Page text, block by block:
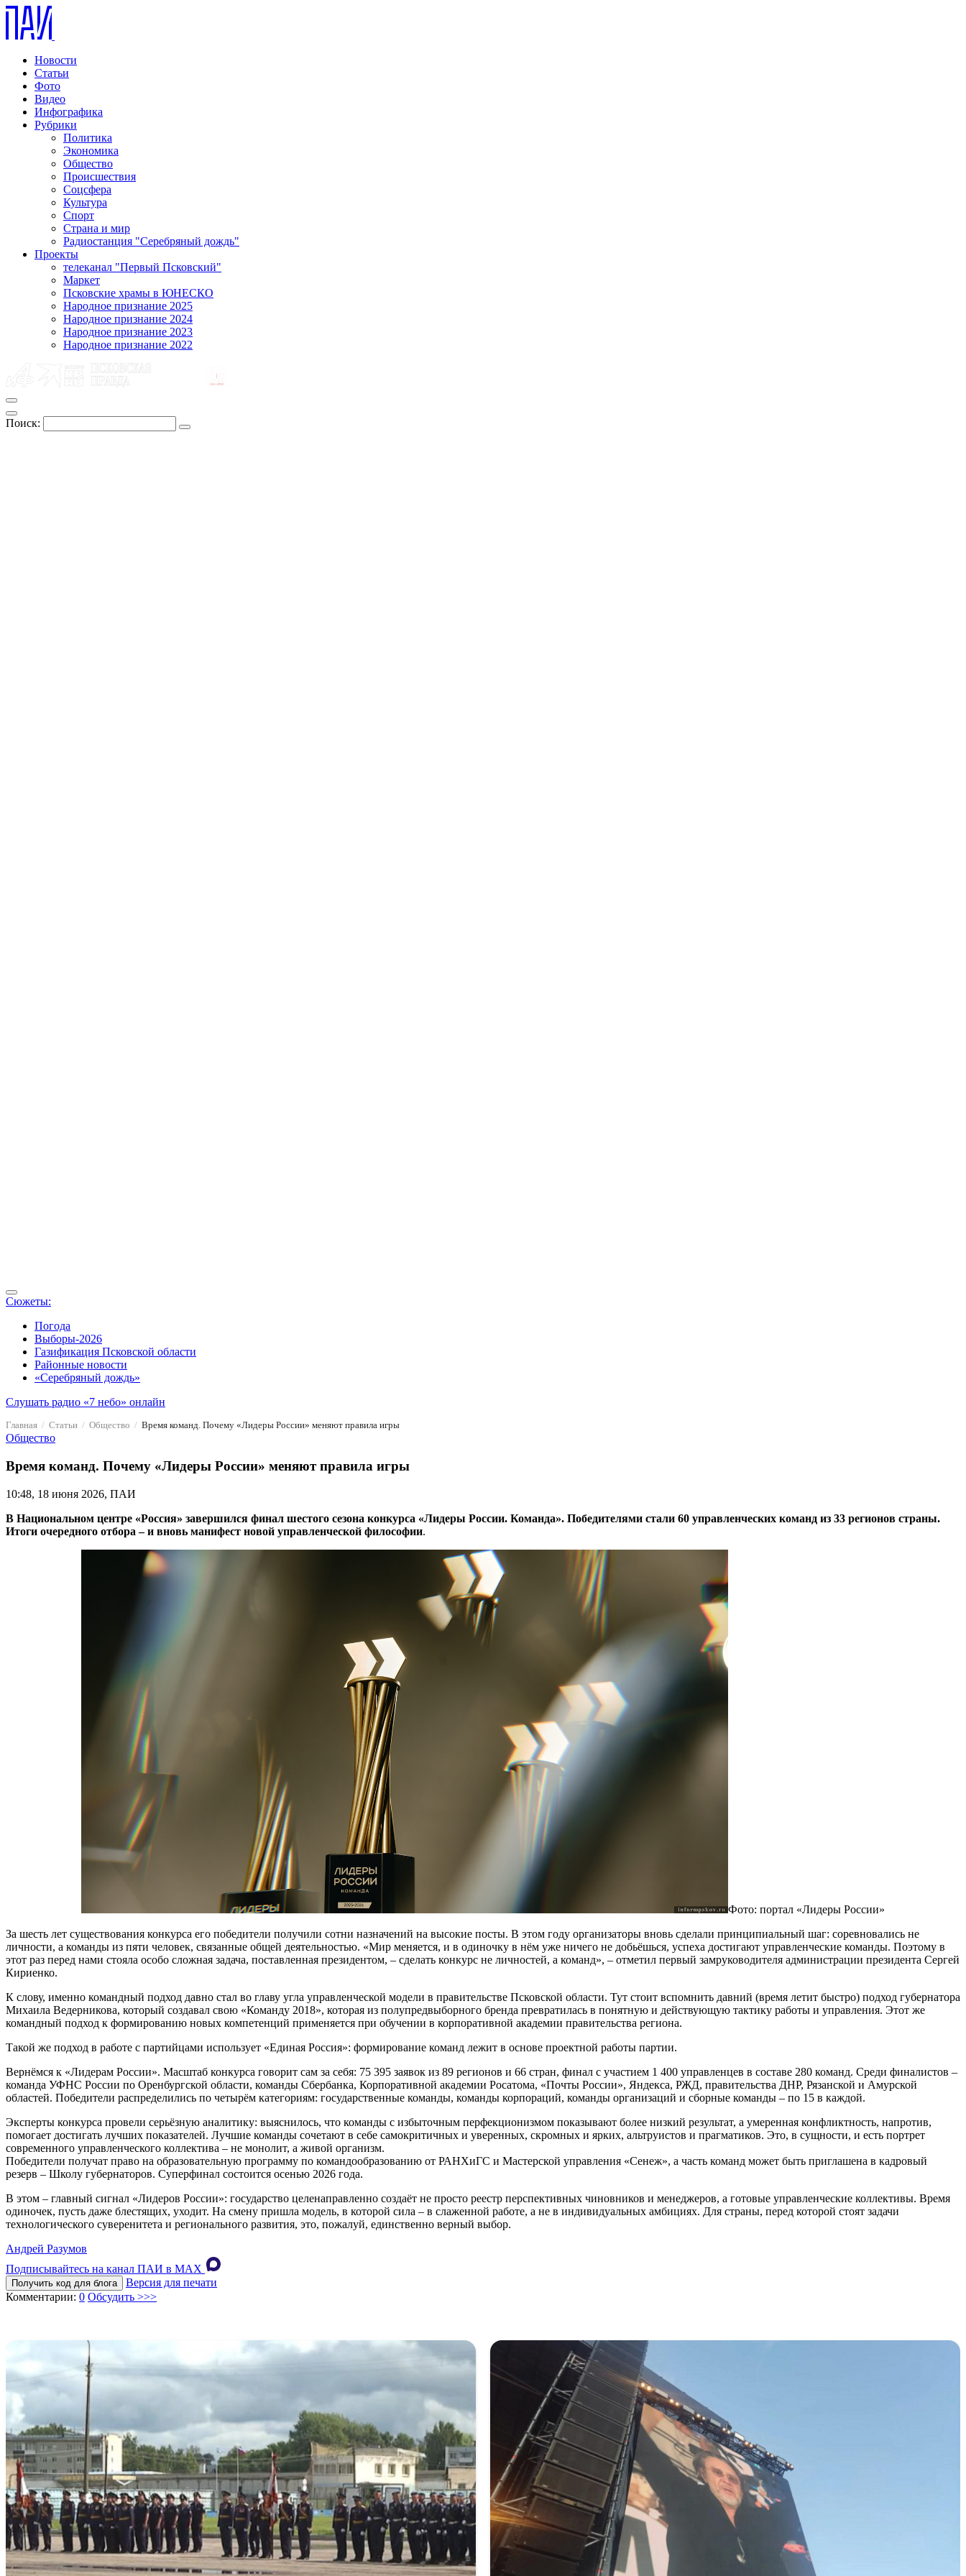
Новости
Статьи
Фото
Видео
Инфографика
Рубрики
Политика
Экономика
Общество
Происшествия
Соцсфера
Культура
Спорт
Страна и мир
Радиостанция "Серебряный дождь"
Проекты
телеканал "Первый Псковский"
Маркет
Псковские храмы в ЮНЕСКО
Народное признание 2025
Народное признание 2024
Народное признание 2023
Народное признание 2022
Поиск:
Сюжеты:
Погода
Выборы-2026
Газификация Псковской области
Районные новости
«Серебряный дождь»
Слушать радио «7 небо» онлайн
Главная Статьи Общество Время команд. Почему «Лидеры России» меняют правила игры
Общество
Время команд. Почему «Лидеры России» меняют правила игры
10:48, 18 июня 2026, ПАИ
В Национальном центре «Россия» завершился финал шестого сезона конкурса «Лидеры России. Команда». Победителями стали 60 управленческих команд из 33 регионов страны.
Итоги очередного отбора – и вновь манифест новой управленческой философии.
Фото: портал «Лидеры России»
За шесть лет существования конкурса его победители получили сотни назначений на высокие посты. В этом году организаторы вновь сделали принципиальный шаг: соревновались не
личности, а команды из пяти человек, связанные общей деятельностью. «Мир меняется, и в одиночку в нём уже ничего не добьёшься, успеха достигают управленческие команды. Поэтому в
этот раз перед нами стояла особо сложная задача, поставленная президентом, – сделать конкурс не личностей, а команд», – отметил первый замруководителя администрации президента Сергей
Кириенко.
К слову, именно командный подход давно стал во главу угла управленческой модели в правительстве Псковской области. Тут стоит вспомнить давний (время летит быстро) подход губернатора
Михаила Ведерникова, который создавал свою «Команду 2018», которая из полупредвыборного бренда превратилась в понятную и действующую тактику работы и управления. Этот же
командный подход к формированию новых компетенций применяется при обучении в корпоративной академии правительства региона.
Такой же подход в работе с партийцами использует «Единая Россия»: формирование команд лежит в основе проектной работы партии.
Вернёмся к «Лидерам России». Масштаб конкурса говорит сам за себя: 75 395 заявок из 89 регионов и 66 стран, финал с участием 1 400 управленцев в составе 280 команд. Среди финалистов –
команда УФНС России по Оренбургской области, команды Сбербанка, Корпоративной академии Росатома, «Почты России», Яндекса, РЖД, правительства ДНР, Рязанской и Амурской
областей. Победители распределились по четырём категориям: государственные команды, команды корпораций, команды организаций и сборные команды – по 15 в каждой.
Эксперты конкурса провели серьёзную аналитику: выяснилось, что команды с избыточным перфекционизмом показывают более низкий результат, а умеренная конфликтность, напротив,
помогает достигать лучших показателей. Лучшие команды сочетают в себе самокритичных и уверенных, скромных и ярких, альтруистов и прагматиков. Это, в сущности, и есть портрет
современного управленческого коллектива – не монолит, а живой организм.
Победители получат право на образовательную программу по командообразованию от РАНХиГС и Мастерской управления «Сенеж», а часть команд может быть приглашена в кадровый
резерв – Школу губернаторов. Суперфинал состоится осенью 2026 года.
В этом – главный сигнал «Лидеров России»: государство целенаправленно создаёт не просто реестр перспективных чиновников и менеджеров, а готовые управленческие коллективы. Время
одиночек, пусть даже блестящих, уходит. На смену пришла модель, в которой сила – в слаженной работе, а не в индивидуальных амбициях. Для страны, перед которой стоят задачи
технологического суверенитета и регионального развития, это, пожалуй, единственно верный выбор.
Андрей Разумов
Подписывайтесь на канал ПАИ в MAХ
Получить код для блога
Версия для печати
Комментарии: 0 Обсудить >>>